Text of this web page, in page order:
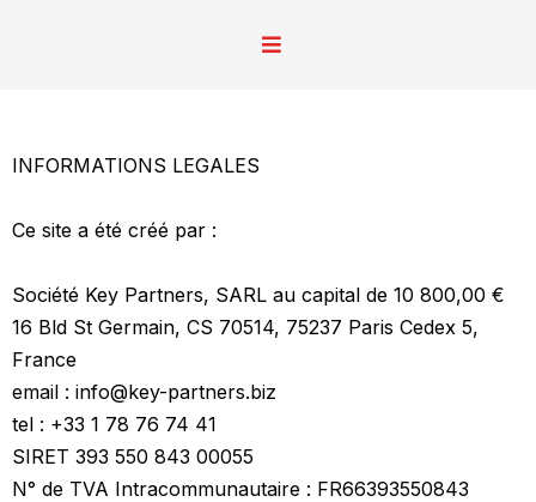
INFORMATIONS LEGALES
Ce site a été créé par :
Société Key Partners, SARL au capital de 10 800,00 €
16 Bld St Germain, CS 70514, 75237 Paris Cedex 5,
France
email : info@key-partners.biz
tel : +33 1 78 76 74 41
SIRET 393 550 843 00055
N° de TVA Intracommunautaire : FR66393550843